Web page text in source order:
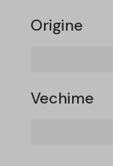
Origine
Vechime